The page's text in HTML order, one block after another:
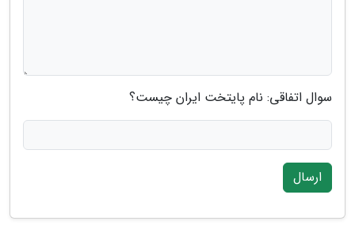
سوال اتفاقی: نام پایتخت ایران چیست؟
ارسال